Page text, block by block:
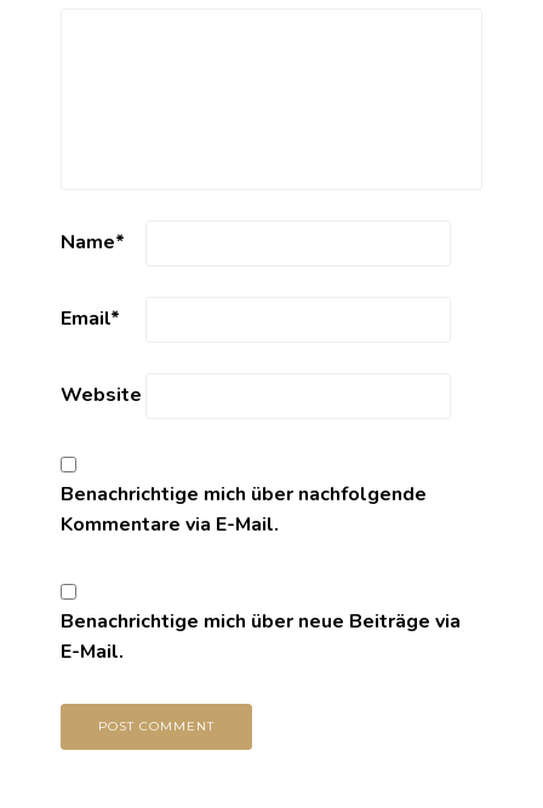
Name*
Email*
Website
Benachrichtige mich über nachfolgende
Kommentare via E-Mail.
Benachrichtige mich über neue Beiträge via
E-Mail.